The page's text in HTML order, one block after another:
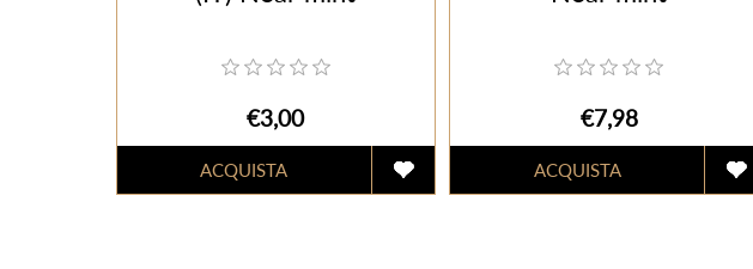
€3,00 €7,98